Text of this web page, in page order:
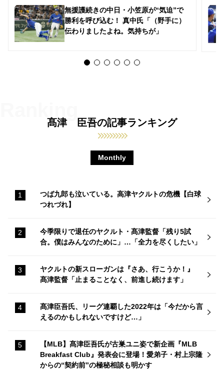
無援護続きの中日・小笠原が“気迫”で
勝利を呼び込む！ 真中氏「（野手に）
伝わりましたよね。気持ちが」
髙津 臣吾の記事ランキング
Monthly
つば九郎も泣いている。高津ヤクルトの危機【白球
つれづれ】
今季限りで退任のヤクルト・髙津監督「残り5試
合。僕はみんなのために」…「全力を尽くしたい」
ヤクルトの新スローガンは『さあ、行こうか！』
髙津監督「止まることなく、前進し続けます」
髙津臣吾氏、リーグ連覇した2022年は「今だから言
えるのかもしれないですけど…」
【MLB】髙津臣吾氏が古巣ユニ姿で新企画『MLB
Breakfast Club』発表会に登場！愛弟子・村上宗隆
からの“契約前”の極秘相談も明かす